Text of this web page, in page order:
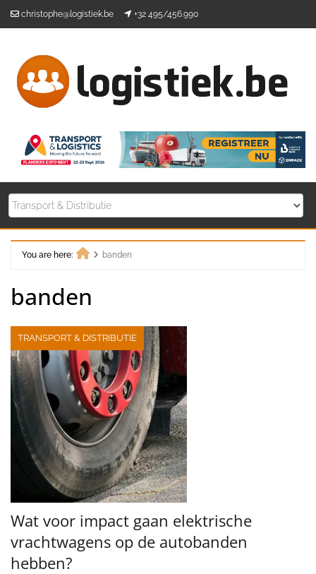
christophe@logistiek.be +32 495/456.990
You are here:
banden
banden
TRANSPORT & DISTRIBUTIE
Wat voor impact gaan elektrische
vrachtwagens op de autobanden
hebben?